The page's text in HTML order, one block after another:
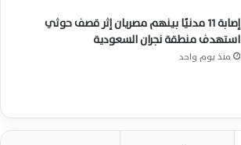
إصابة 11 مدنيًا بينهم مصريان إثر قصف حوثي
استهدف منطقة نجران السعودية
منذ يوم واحد